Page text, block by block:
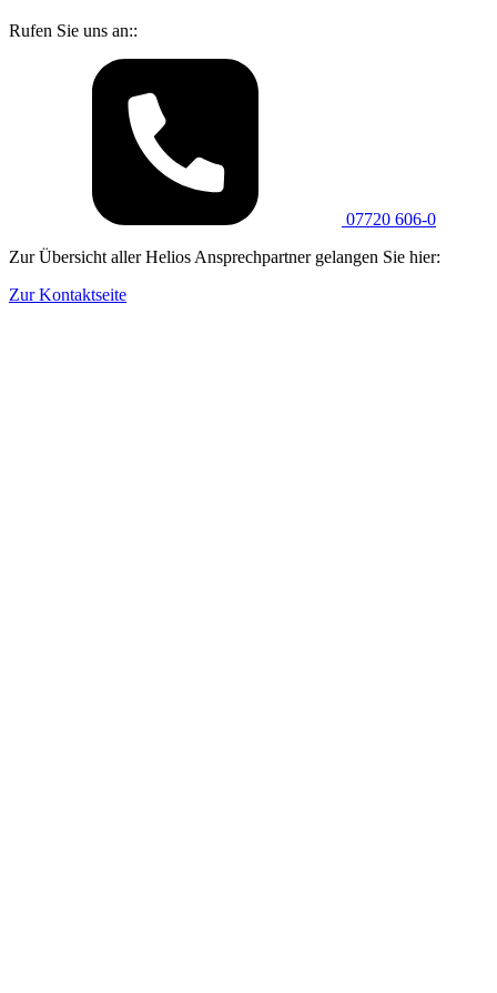
Rufen Sie uns an::
07720 606-0
Zur Übersicht aller Helios Ansprechpartner gelangen Sie hier:
Zur Kontaktseite